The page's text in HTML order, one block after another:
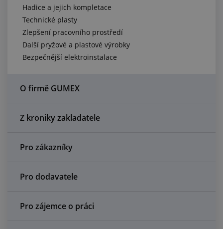
Zlepšení pracovního prostředí
Další pryžové a plastové výrobky
Centrum poptávek
Vše o nákupu
O nás a kariéra
Hadice a jejich kompletace
Technické plasty
Zlepšení pracovního prostředí
Další pryžové a plastové výrobky
Bezpečnější elektroinstalace
O firmě GUMEX
Z kroniky zakladatele
Pro zákazníky
Pro dodavatele
Pro zájemce o práci